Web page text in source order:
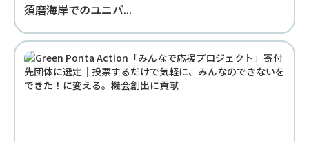
須磨海岸でのユニバ...